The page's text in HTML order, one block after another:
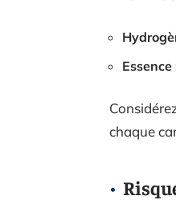
Essence
chaque